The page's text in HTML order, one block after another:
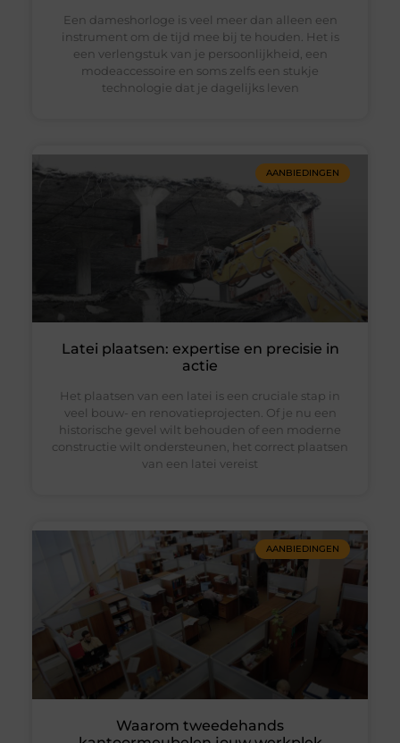
Een dameshorloge is veel meer dan alleen een
instrument om de tijd mee bij te houden. Het is
een verlengstuk van je persoonlijkheid, een
modeaccessoire en soms zelfs een stukje
technologie dat je dagelijks leven
AANBIEDINGEN
Latei plaatsen: expertise en precisie in
actie
Het plaatsen van een latei is een cruciale stap in
veel bouw- en renovatieprojecten. Of je nu een
historische gevel wilt behouden of een moderne
constructie wilt ondersteunen, het correct plaatsen
van een latei vereist
AANBIEDINGEN
Waarom tweedehands